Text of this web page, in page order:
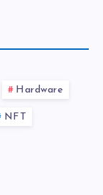
Hardware
NFT